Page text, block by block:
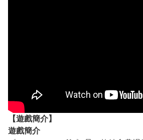
【遊戲簡介】
遊戲簡介